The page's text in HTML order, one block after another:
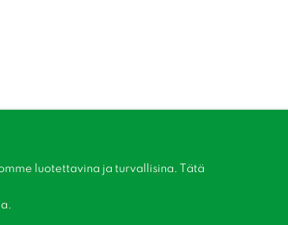
luotettavina ja turvallisina. Tätä